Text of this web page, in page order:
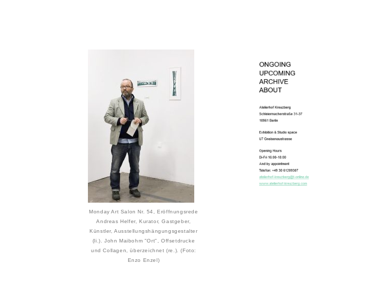
Monday Art Salon Nr. 54, Eröffnungsrede
Andreas Helfer, Kurator, Gastgeber,
Künstler, Ausstellungshängungsgestalter
(li.). John Maibohm "Ort", Offsetdrucke
und Collagen, überzeichnet (re.). (Foto:
Enzo Enzel)